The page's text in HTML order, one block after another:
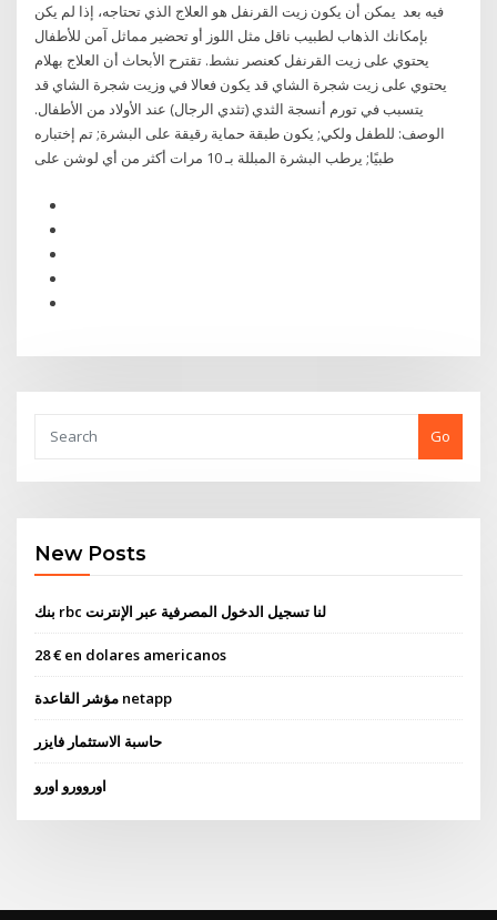
فيه بعد يمكن أن يكون زيت القرنفل هو العلاج الذي تحتاجه، إذا لم يكن
بإمكانك الذهاب لطبيب ناقل مثل اللوز أو تحضير مماثل آمن للأطفال
يحتوي على زيت القرنفل كعنصر نشط. تقترح الأبحاث أن العلاج بهلام
يحتوي على زيت شجرة الشاي قد يكون فعالا في وزيت شجرة الشاي قد
يتسبب في تورم أنسجة الثدي (تثدي الرجال) عند الأولاد من الأطفال.
الوصف: للطفل ولكي; يكون طبقة حماية رقيقة على البشرة; تم إختباره
Go
New Posts
بنك rbc لنا تسجيل الدخول المصرفية عبر الإنترنت
28 € en dolares americanos
مؤشر القاعدة netapp
حاسبة الاستثمار فايزر
اوروورو اورو